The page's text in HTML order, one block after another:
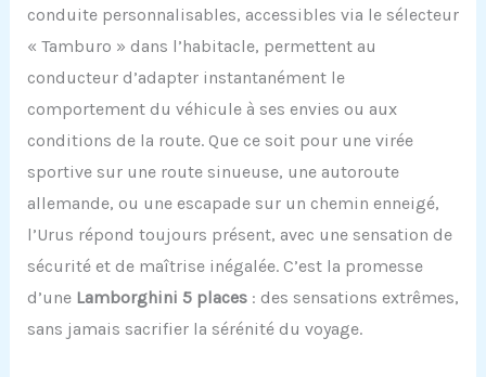
conduite personnalisables, accessibles via le sélecteur
« Tamburo » dans l’habitacle, permettent au
conducteur d’adapter instantanément le
comportement du véhicule à ses envies ou aux
conditions de la route. Que ce soit pour une virée
sportive sur une route sinueuse, une autoroute
allemande, ou une escapade sur un chemin enneigé,
l’Urus répond toujours présent, avec une sensation de
sécurité et de maîtrise inégalée. C’est la promesse
d’une Lamborghini 5 places: des sensations extrêmes,
sans jamais sacrifier la sérénité du voyage.